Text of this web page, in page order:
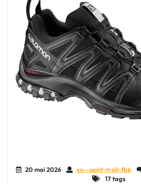
20 mai 2026 xn--saint-trail-fbb
17 tags